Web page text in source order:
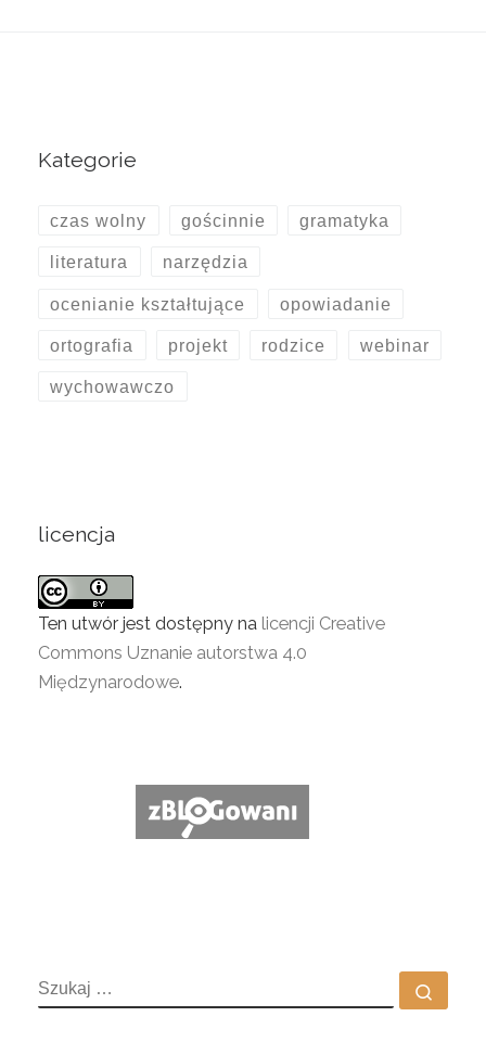
Kategorie
czas wolny gościnnie gramatyka
literatura narzędzia
ocenianie kształtujące opowiadanie
ortografia projekt rodzice webinar
wychowawczo
licencja
Ten utwór jest dostępny na licencji Creative
Commons Uznanie autorstwa 4.0
Międzynarodowe.
SZUKAJ